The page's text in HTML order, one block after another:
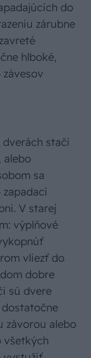
do
zárubne
hlboké,
dverách stačí
alebo
sa
V starej
výplňové
vliezť do
dobre
sú dvere
závorou alebo
všetkých